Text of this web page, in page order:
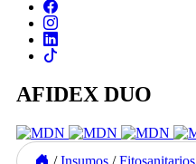
AFIDEX DUO
/ Insumos / Fitosanitarios